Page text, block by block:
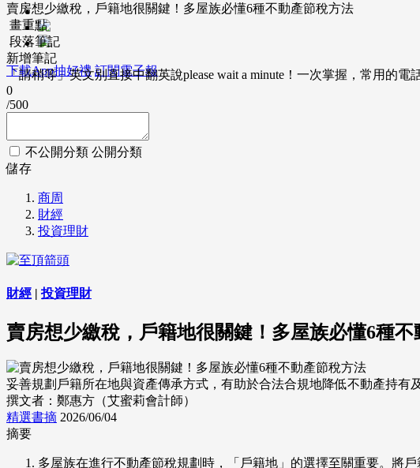
下載App抽好禮 訂閱電子報
賣房想少繳稅，戶籍地很關鍵！多屋族必懂6種不動產節稅方法
畫重點
段落筆記
新增筆記
「請稍等」英文別直接中翻英說please wait a minute！一次掌握，常用的電
0
/500
不公開分類 公開分類
儲存
商周
財經
投資理財
財經 | 投資理財
賣房想少繳稅，戶籍地很關鍵！多屋族必懂6種
妥善規劃戶籍所在地與資產傳承方式，有助於合法合規地降低不動產持有
撰文者：鄭惠方（艾蜜莉會計師）
精選書摘 2026/06/04
摘要
多屋族在進行不動產節稅規劃時，「戶籍地」的選擇至關重要。將